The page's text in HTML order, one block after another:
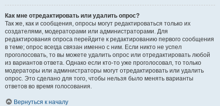
Как мне отредактировать или удалить опрос?
Так же, как и сообщения, опросы могут редактироваться только их
создателями, модераторами или администраторами. Для
редактирования опроса перейдите к редактированию первого сообщения
в теме; опрос всегда связан именно с ним. Если никто не успел
проголосовать, то вы можете удалить опрос или отредактировать любой
из вариантов ответа. Однако если кто-то уже проголосовал, то только
модераторы или администраторы могут отредактировать или удалить
опрос. Это сделано для того, чтобы нельзя было менять варианты
ответов во время голосования.
Вернуться к началу